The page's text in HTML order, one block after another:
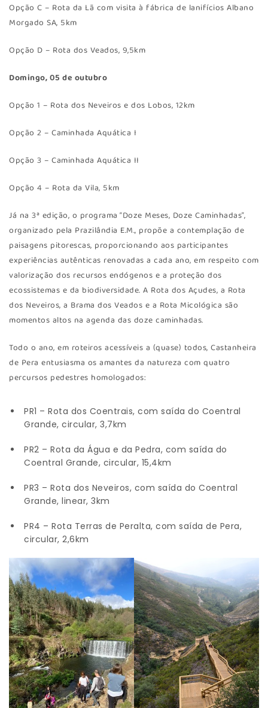
Opção C – Rota da Lã com visita à fábrica de lanifícios Albano
Morgado SA, 5km
Opção D – Rota dos Veados, 9,5km
Domingo, 05 de outubro
Opção 1 – Rota dos Neveiros e dos Lobos, 12km
Opção 2 – Caminhada Aquática I
Opção 3 – Caminhada Aquática II
Opção 4 – Rota da Vila, 5km
Já na 3ª edição, o programa “Doze Meses, Doze Caminhadas”,
organizado pela Prazilândia E.M., propõe a contemplação de
paisagens pitorescas, proporcionando aos participantes
experiências autênticas renovadas a cada ano, em respeito com
valorização dos recursos endógenos e a proteção dos
ecossistemas e da biodiversidade. A Rota dos Açudes, a Rota
dos Neveiros, a Brama dos Veados e a Rota Micológica são
momentos altos na agenda das doze caminhadas.
Todo o ano, em roteiros acessíveis a (quase) todos, Castanheira
de Pera entusiasma os amantes da natureza com quatro
percursos pedestres homologados:
PR1 – Rota dos Coentrais, com saída do Coentral
Grande, circular, 3,7km
PR2 – Rota da Água e da Pedra, com saída do
Coentral Grande, circular, 15,4km
PR3 – Rota dos Neveiros, com saída do Coentral
Grande, linear, 3km
PR4 – Rota Terras de Peralta, com saída de Pera,
circular, 2,6km